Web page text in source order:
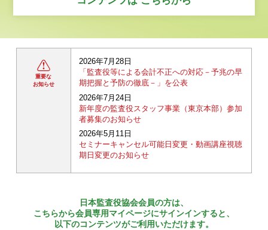
重要な
お知らせ
2026年7月28日
「監査役等による会計不正への対応－予兆の早
期把握と予防の徹底－」を公表
2026年7月24日
新年度の監査役スタッフ事業（東京本部）参加
者募集のお知らせ
2026年5月11日
セミナーキャンセル可能日変更・動画講座視聴
期日変更のお知らせ
日本監査役協会会員の方は、
こちらから会員専用マイページにサインインすると、
以下のコンテンツがご利用いただけます。